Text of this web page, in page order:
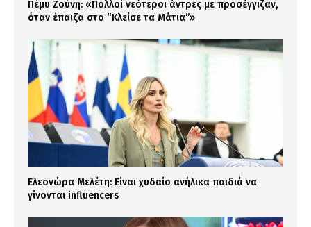
Πέμυ Ζούνη: «Πολλοί νεότεροι άντρες με προσέγγιζαν,
όταν έπαιζα στο “Κλείσε τα Μάτια”»
Ελεονώρα Μελέτη: Είναι χυδαίο ανήλικα παιδιά να
γίνονται influencers